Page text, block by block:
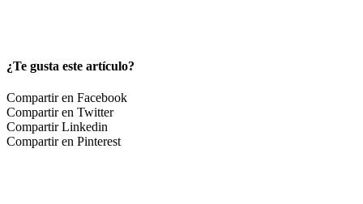
¿Te gusta este artículo?
Compartir en Facebook
Compartir en Twitter
Compartir Linkedin
Compartir en Pinterest